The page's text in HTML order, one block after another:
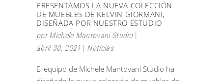
PRESENTAMOS LA NUEVA COLECCIÓN
DE MUEBLES DE KELVIN GIORMANI,
DISEÑADA POR NUESTRO ESTUDIO
porMichele Mantovani Studio
abril 30, 2021
Notícias
El equipo de Michele Mantovani Studio ha